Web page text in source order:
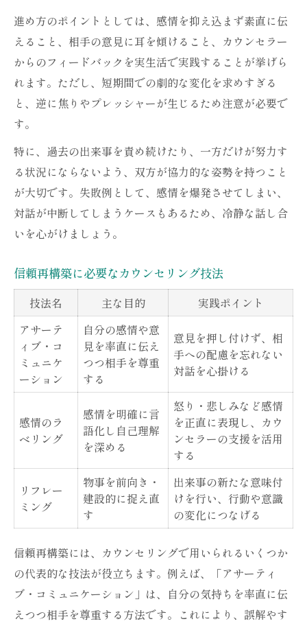
進め方のポイントとしては、感情を抑え込まず素直に伝
えること、相手の意見に耳を傾けること、カウンセラー
からのフィードバックを実生活で実践することが挙げら
れます。ただし、短期間での劇的な変化を求めすぎる
と、逆に焦りやプレッシャーが生じるため注意が必要で
す。
特に、過去の出来事を責め続けたり、一方だけが努力す
る状況にならないよう、双方が協力的な姿勢を持つこと
が大切です。失敗例として、感情を爆発させてしまい、
対話が中断してしまうケースもあるため、冷静な話し合
いを心がけましょう。
信頼再構築に必要なカウンセリング技法
技法名 主な目的
実践ポイント
アサーテ
ィブ・コ
ミュニケ
ーション
自分の感情や意
見を率直に伝え
つつ相手を尊重
する
意見を押し付けず、相
手への配慮を忘れない
対話を心掛ける
感情のラ
ベリング
感情を明確に言
語化し自己理解
を深める
怒り・悲しみなど感情
を正直に表現し、カウ
ンセラーの支援を活用
する
リフレー
ミング
物事を前向き・
建設的に捉え直
す
出来事の新たな意味付
けを行い、行動や意識
の変化につなげる
信頼再構築には、カウンセリングで用いられるいくつか
の代表的な技法が役立ちます。例えば、「アサーティ
ブ・コミュニケーション」は、自分の気持ちを率直に伝
えつつ相手を尊重する方法です。これにより、誤解やす